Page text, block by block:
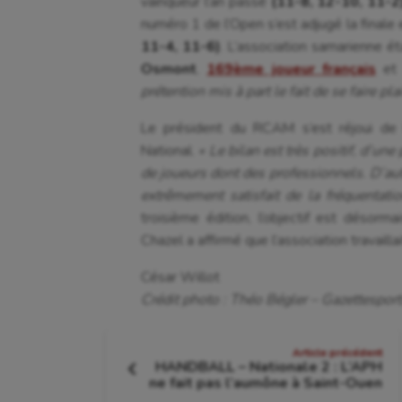
numéro 1 de l’Open s’est adjugé la
11-4, 11-6) . L’association
Osmont 169ème joueur français et
prétention mis à part le fait de se faire
Le président du RCAM s’est réjoui
National.
« Le bilan est très positif,
de joueurs dont des professionnels.
extrêmement satisfait de la
troisième édition, l’objectif est
Chazel a affirmé que l’association
César Willot
Crédit photo : Théo Bégler –
deArticle
précédent
Article précédent
HANDBALL – Nationale 2 : L’APH
ne fait pas l’aumône à Saint-Ouen